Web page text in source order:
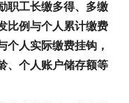
职工长缴多得、多缴
比例与个人累计缴费
个人实际缴费挂钩，
、个人账户储存额等